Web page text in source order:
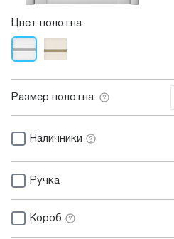
Цвет полотна:
Размер полотна:
Наличники
Ручка
Короб